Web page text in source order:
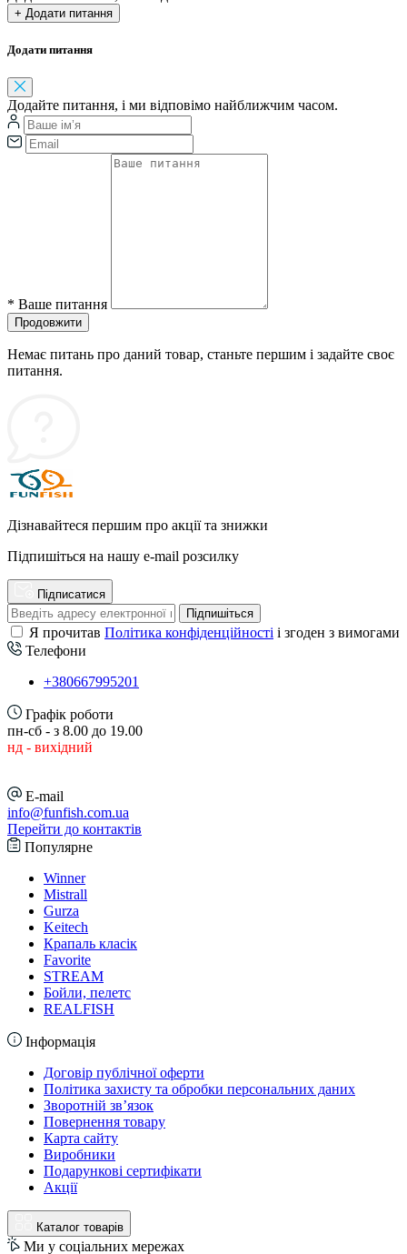
+ Додати питання
Додати питання
Додайте питання, і ми відповімо найближчим часом.
* Ваше питання
Продовжити
Немає питань про даний товар, станьте першим і задайте своє
питання.
Дізнавайтеся першим про акції та знижки
Підпишіться на нашу e-mail розсилку
Підписатися
Підпишіться
Я прочитав Політика конфіденційності і згоден з вимогами
Телефони
+380667995201
Графік роботи
пн-сб - з 8.00 до 19.00
нд - вихідний
E-mail
info@funfish.com.ua
Перейти до контактів
Популярне
Winner
Mistrall
Gurza
Keitech
Крапаль класік
Favorite
STREAM
Бойли, пелетс
REALFISH
Інформація
Договір публічної оферти
Політика захисту та обробки персональних даних
Зворотній зв’язок
Повернення товару
Карта сайту
Виробники
Подарункові сертифікати
Акції
Каталог товарів
Ми у соціальних мережах